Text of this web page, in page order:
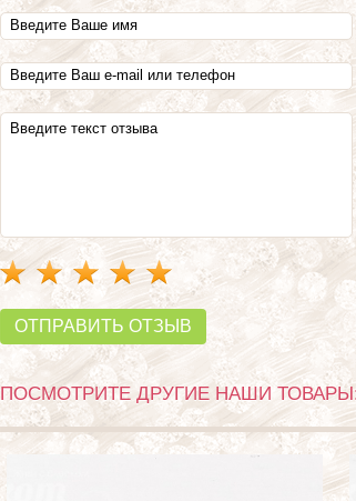
ОТПРАВИТЬ ОТЗЫВ
ПОСМОТРИТЕ ДРУГИЕ НАШИ